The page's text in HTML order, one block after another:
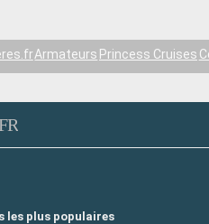
Armateurs Princess Cruises
les plus populaires